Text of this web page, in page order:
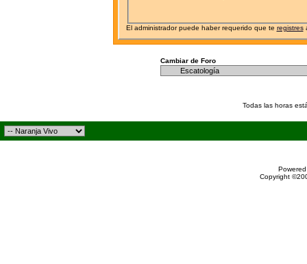
El administrador puede haber requerido que te registres
Cambiar de Foro
Todas las horas
Copyright